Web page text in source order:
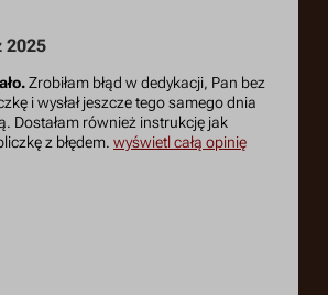
2025
Zrobiłam błąd w dedykacji, Pan bez
i wysłał jeszcze tego samego dnia
Dostałam również instrukcję jak
z błędem.wyświetl całą opinię